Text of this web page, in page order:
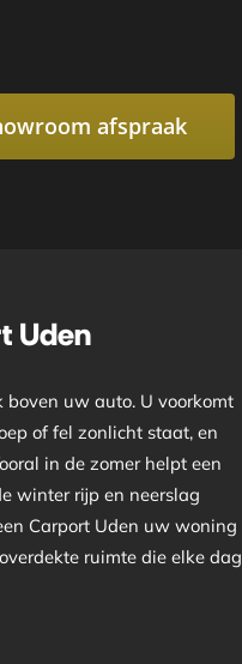
afspraak
Uden
boven uw auto. U voorkomt
of fel zonlicht staat, en
in de zomer helpt een
winter rijp en neerslag
Carport Uden uw woning
ruimte die elke dag